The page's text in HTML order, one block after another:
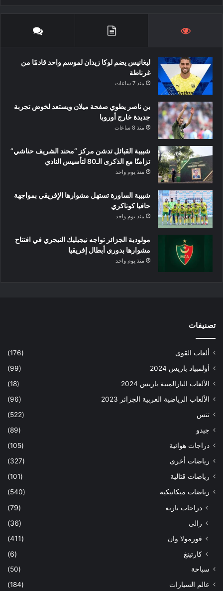
ليغانيس يضم لوكا زيدان لموسم واحد قادمًا من
غرناطة
منذ 7 ساعات
بن ناصر يطوي صفحة ميلان ويستعد لخوض تجربة
جديدة خارج أوروبا
منذ 8 ساعات
شبيبة القبائل تدشن مركز “محند الشريف حناشي”
تزامنًا مع الذكرى الـ80 لتأسيس النادي
منذ يوم واحد
شبيبة الساورة تستهل مشوارها الإفريقي بمواجهة
حافيا كوناكري
منذ يوم واحد
مولودية الجزائر تواجه نيجيليك النيجري في افتتاح
مشوارها بدوري أبطال إفريقيا
منذ يوم واحد
تصنيفات
ألعاب القوى
(176)
أولمبياد باريس 2024
(99)
الألعاب البارالمبية باريس 2024
(18)
الألعاب الرياضية العربية الجزائر 2023
(96)
تنس
(522)
جيدو
(89)
دراجات هوائية
(105)
رياضات أخرى
(327)
رياضات قتالية
(101)
رياضات ميكانيكية
(540)
دراجات نارية
(79)
رالي
(36)
فورمولا وان
(411)
كارتينغ
(6)
سباحة
(50)
عالم السيارات
(184)